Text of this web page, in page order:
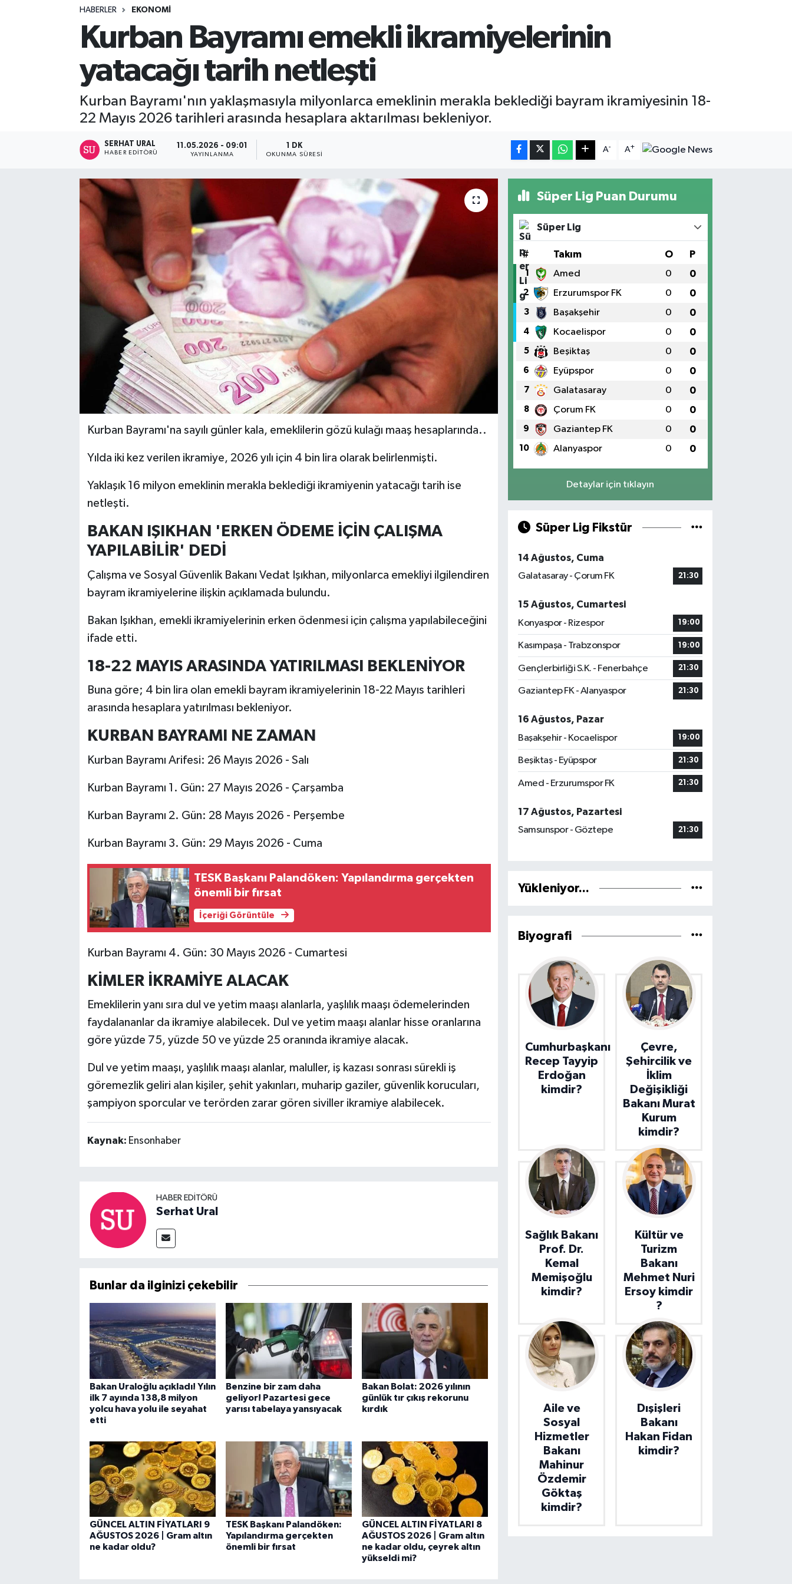
HABERLER EKONOMI
Kurban Bayramı emekli ikramiyelerinin
yatacağı tarih netleşti
Kurban Bayramı'nın yaklaşmasıyla milyonlarca emeklinin merakla beklediği bayram ikramiyesinin 18-
22 Mayıs 2026 tarihleri arasında hesaplara aktarılması bekleniyor.
SERHAT URAL
HABER EDITÖRÜ
11.05.2026 - 09:01
YAYINLANMA
1 DK
OKUNMA SÜRESI
A- A+
Kurban Bayramı'na sayılı günler kala, emeklilerin gözü kulağı maaş hesaplarında..
Yılda iki kez verilen ikramiye, 2026 yılı için 4 bin lira olarak belirlenmişti.
Yaklaşık 16 milyon emeklinin merakla beklediği ikramiyenin yatacağı tarih ise
netleşti.
BAKAN IŞIKHAN 'ERKEN ÖDEME İÇİN ÇALIŞMA
YAPILABİLİR' DEDİ
Çalışma ve Sosyal Güvenlik Bakanı Vedat Işıkhan, milyonlarca emekliyi ilgilendiren
bayram ikramiyelerine ilişkin açıklamada bulundu.
Bakan Işıkhan, emekli ikramiyelerinin erken ödenmesi için çalışma yapılabileceğini
ifade etti.
18-22 MAYIS ARASINDA YATIRILMASI BEKLENİYOR
Buna göre; 4 bin lira olan emekli bayram ikramiyelerinin 18-22 Mayıs tarihleri
arasında hesaplara yatırılması bekleniyor.
KURBAN BAYRAMI NE ZAMAN
Kurban Bayramı Arifesi: 26 Mayıs 2026 - Salı
Kurban Bayramı 1. Gün: 27 Mayıs 2026 - Çarşamba
Kurban Bayramı 2. Gün: 28 Mayıs 2026 - Perşembe
Kurban Bayramı 3. Gün: 29 Mayıs 2026 - Cuma
TESK Başkanı Palandöken: Yapılandırma gerçekten
önemli bir fırsat
İçeriği Görüntüle
Kurban Bayramı 4. Gün: 30 Mayıs 2026 - Cumartesi
KİMLER İKRAMİYE ALACAK
Emeklilerin yanı sıra dul ve yetim maaşı alanlarla, yaşlılık maaşı ödemelerinden
faydalananlar da ikramiye alabilecek. Dul ve yetim maaşı alanlar hisse oranlarına
göre yüzde 75, yüzde 50 ve yüzde 25 oranında ikramiye alacak.
Dul ve yetim maaşı, yaşlılık maaşı alanlar, maluller, iş kazası sonrası sürekli iş
göremezlik geliri alan kişiler, şehit yakınları, muharip gaziler, güvenlik korucuları,
şampiyon sporcular ve terörden zarar gören siviller ikramiye alabilecek.
Kaynak: Ensonhaber
HABER EDITÖRÜ
Serhat Ural
Bunlar da ilginizi çekebilir
Bakan Uraloğlu açıkladı! Yılın
ilk 7 ayında 138,8 milyon
yolcu hava yolu ile seyahat
etti
Benzine bir zam daha
geliyor! Pazartesi gece
yarısı tabelaya yansıyacak
Bakan Bolat: 2026 yılının
günlük tır çıkış rekorunu
kırdık
GÜNCEL ALTIN FİYATLARI 9
AĞUSTOS 2026 | Gram altın
ne kadar oldu?
TESK Başkanı Palandöken:
Yapılandırma gerçekten
önemli bir fırsat
GÜNCEL ALTIN FİYATLARI 8
AĞUSTOS 2026 | Gram altın
ne kadar oldu, çeyrek altın
yükseldi mi?
Süper Lig Puan Durumu
Süper Lig
# Takım O P
1 Amed 0 0
2 Erzurumspor FK 0 0
3 Başakşehir 0 0
4 Kocaelispor 0 0
5 Beşiktaş 0 0
6 Eyüpspor 0 0
7 Galatasaray 0 0
8 Çorum FK 0 0
9 Gaziantep FK 0 0
10 Alanyaspor 0 0
Detaylar için tıklayın
Süper Lig Fikstür
14 Ağustos, Cuma
Galatasaray - Çorum FK
21:30
15 Ağustos, Cumartesi
Konyaspor - Rizespor
19:00
Kasımpaşa - Trabzonspor 19:00
Gençlerbirliği S.K. - Fenerbahçe 21:30
Gaziantep FK - Alanyaspor 21:30
16 Ağustos, Pazar
Başakşehir - Kocaelispor
19:00
Beşiktaş - Eyüpspor 21:30
Amed - Erzurumspor FK 21:30
17 Ağustos, Pazartesi
Samsunspor - Göztepe
21:30
Yükleniyor...
Biyografi
Cumhurbaşkanı
Recep Tayyip
Erdoğan
kimdir?
Çevre,
Şehircilik ve
İklim
Değişikliği
Bakanı Murat
Kurum
kimdir?
Sağlık Bakanı
Prof. Dr.
Kemal
Memişoğlu
kimdir?
Kültür ve
Turizm
Bakanı
Mehmet Nuri
Ersoy kimdir
?
Aile ve
Sosyal
Hizmetler
Bakanı
Mahinur
Özdemir
Göktaş
kimdir?
Dışişleri
Bakanı
Hakan Fidan
kimdir?
Kültür - Sanat
Lider Haber TV Canlı Yayın izle